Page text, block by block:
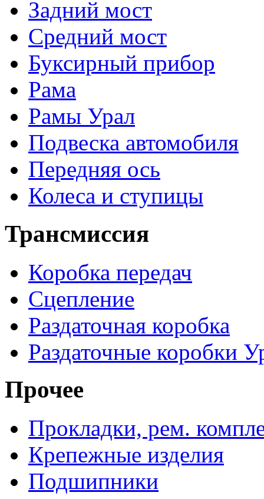
Задний мост
Средний мост
Буксирный прибор
Рама
Рамы Урал
Подвеска автомобиля
Передняя ось
Колеса и ступицы
Трансмиссия
Коробка передач
Сцепление
Раздаточная коробка
Раздаточные коробки
Прочее
Прокладки, рем.
Крепежные изделия
Подшипники